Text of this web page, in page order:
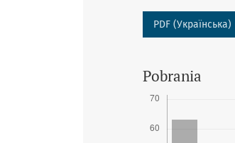
PDF (Українська)
Pobrania